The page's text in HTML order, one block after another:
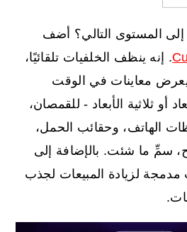
إلى المستوى التالي؟
أضف
. إنه ينظف الخلفيات تلقائيًا،
معاينات في الوقت
أو ثلاثية الأبعاد - للقمصان،
الهاتف، وحقائب الحمل،
سمِّ ما شئت. بالإضافة إلى
مدمجة لزيادة المبيعات لجذب